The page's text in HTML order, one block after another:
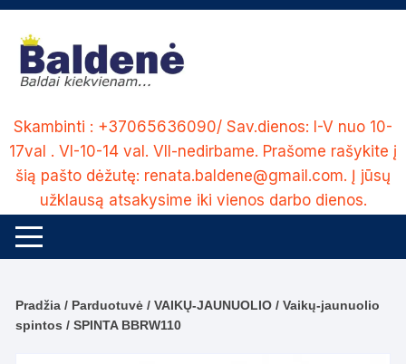
Skip
content
Skambinti : +37065636090/ Sav.dienos: I-V nuo 10-
17val . VI-10-14 val. VII-nedirbame. Prašome rašykite į
šią pašto dėžutę: renata.baldene@gmail.com. Į jūsų
užklausą atsakysime iki vienos darbo dienos.
Pradžia / Parduotuvė /VAIKŲ-JAUNUOLIO /Vaikų-jaunuolio
spintos / SPINTA BBRW110